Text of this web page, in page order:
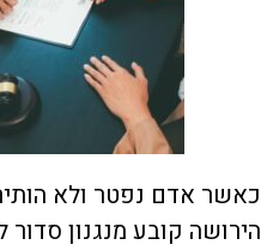
כאשר אדם נפטר ולא
הירושה קובע מנגנון